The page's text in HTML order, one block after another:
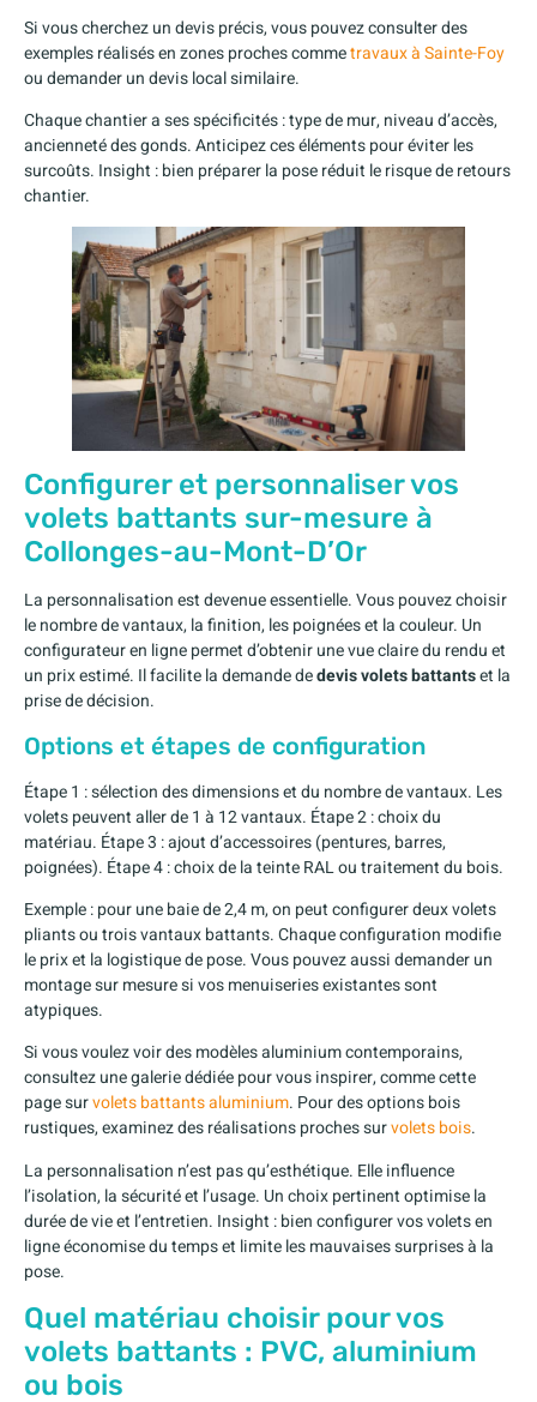
Si vous cherchez un devis précis, vous pouvez consulter des
exemples réalisés en zones proches commetravaux à Sainte-Foy
ou demander un devis local similaire.
Chaque chantier a ses spécificités : type de mur, niveau d’accès,
ancienneté des gonds. Anticipez ces éléments pour éviter les
surcoûts. Insight : bien préparer la pose réduit le risque de retours
chantier.
Configurer et personnaliser vos
volets battants sur-mesure à
Collonges-au-Mont-D’Or
La personnalisation est devenue essentielle. Vous pouvez choisir
le nombre de vantaux, la finition, les poignées et la couleur. Un
configurateur en ligne permet d’obtenir une vue claire du rendu et
un prix estimé. Il facilite la demande dedevis volets battantset la
prise de décision.
Options et étapes de configuration
Étape 1 : sélection des dimensions et du nombre de vantaux. Les
volets peuvent aller de 1 à 12 vantaux. Étape 2 : choix du
matériau. Étape 3 : ajout d’accessoires (pentures, barres,
poignées). Étape 4 : choix de la teinte RAL ou traitement du bois.
Exemple : pour une baie de 2,4 m, on peut configurer deux volets
pliants ou trois vantaux battants. Chaque configuration modifie
le prix et la logistique de pose. Vous pouvez aussi demander un
montage sur mesure si vos menuiseries existantes sont
atypiques.
Si vous voulez voir des modèles aluminium contemporains,
consultez une galerie dédiée pour vous inspirer, comme cette
page survolets battants aluminium. Pour des options bois
rustiques, examinez des réalisations proches survolets bois.
La personnalisation n’est pas qu’esthétique. Elle influence
l’isolation, la sécurité et l’usage. Un choix pertinent optimise la
durée de vie et l’entretien. Insight : bien configurer vos volets en
ligne économise du temps et limite les mauvaises surprises à la
pose.
Quel matériau choisir pour vos
volets battants : PVC, aluminium
ou bois